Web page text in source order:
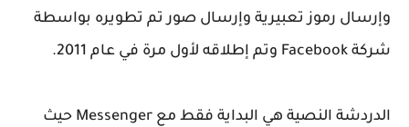
وإرسال رموز تعبيرية وإرسال صور تم تطويره بواسطة
شركة Facebook وتم إطلاقه لأول مرة في عام 2011.
الدردشة النصية هي البداية فقط مع Messenger حيث